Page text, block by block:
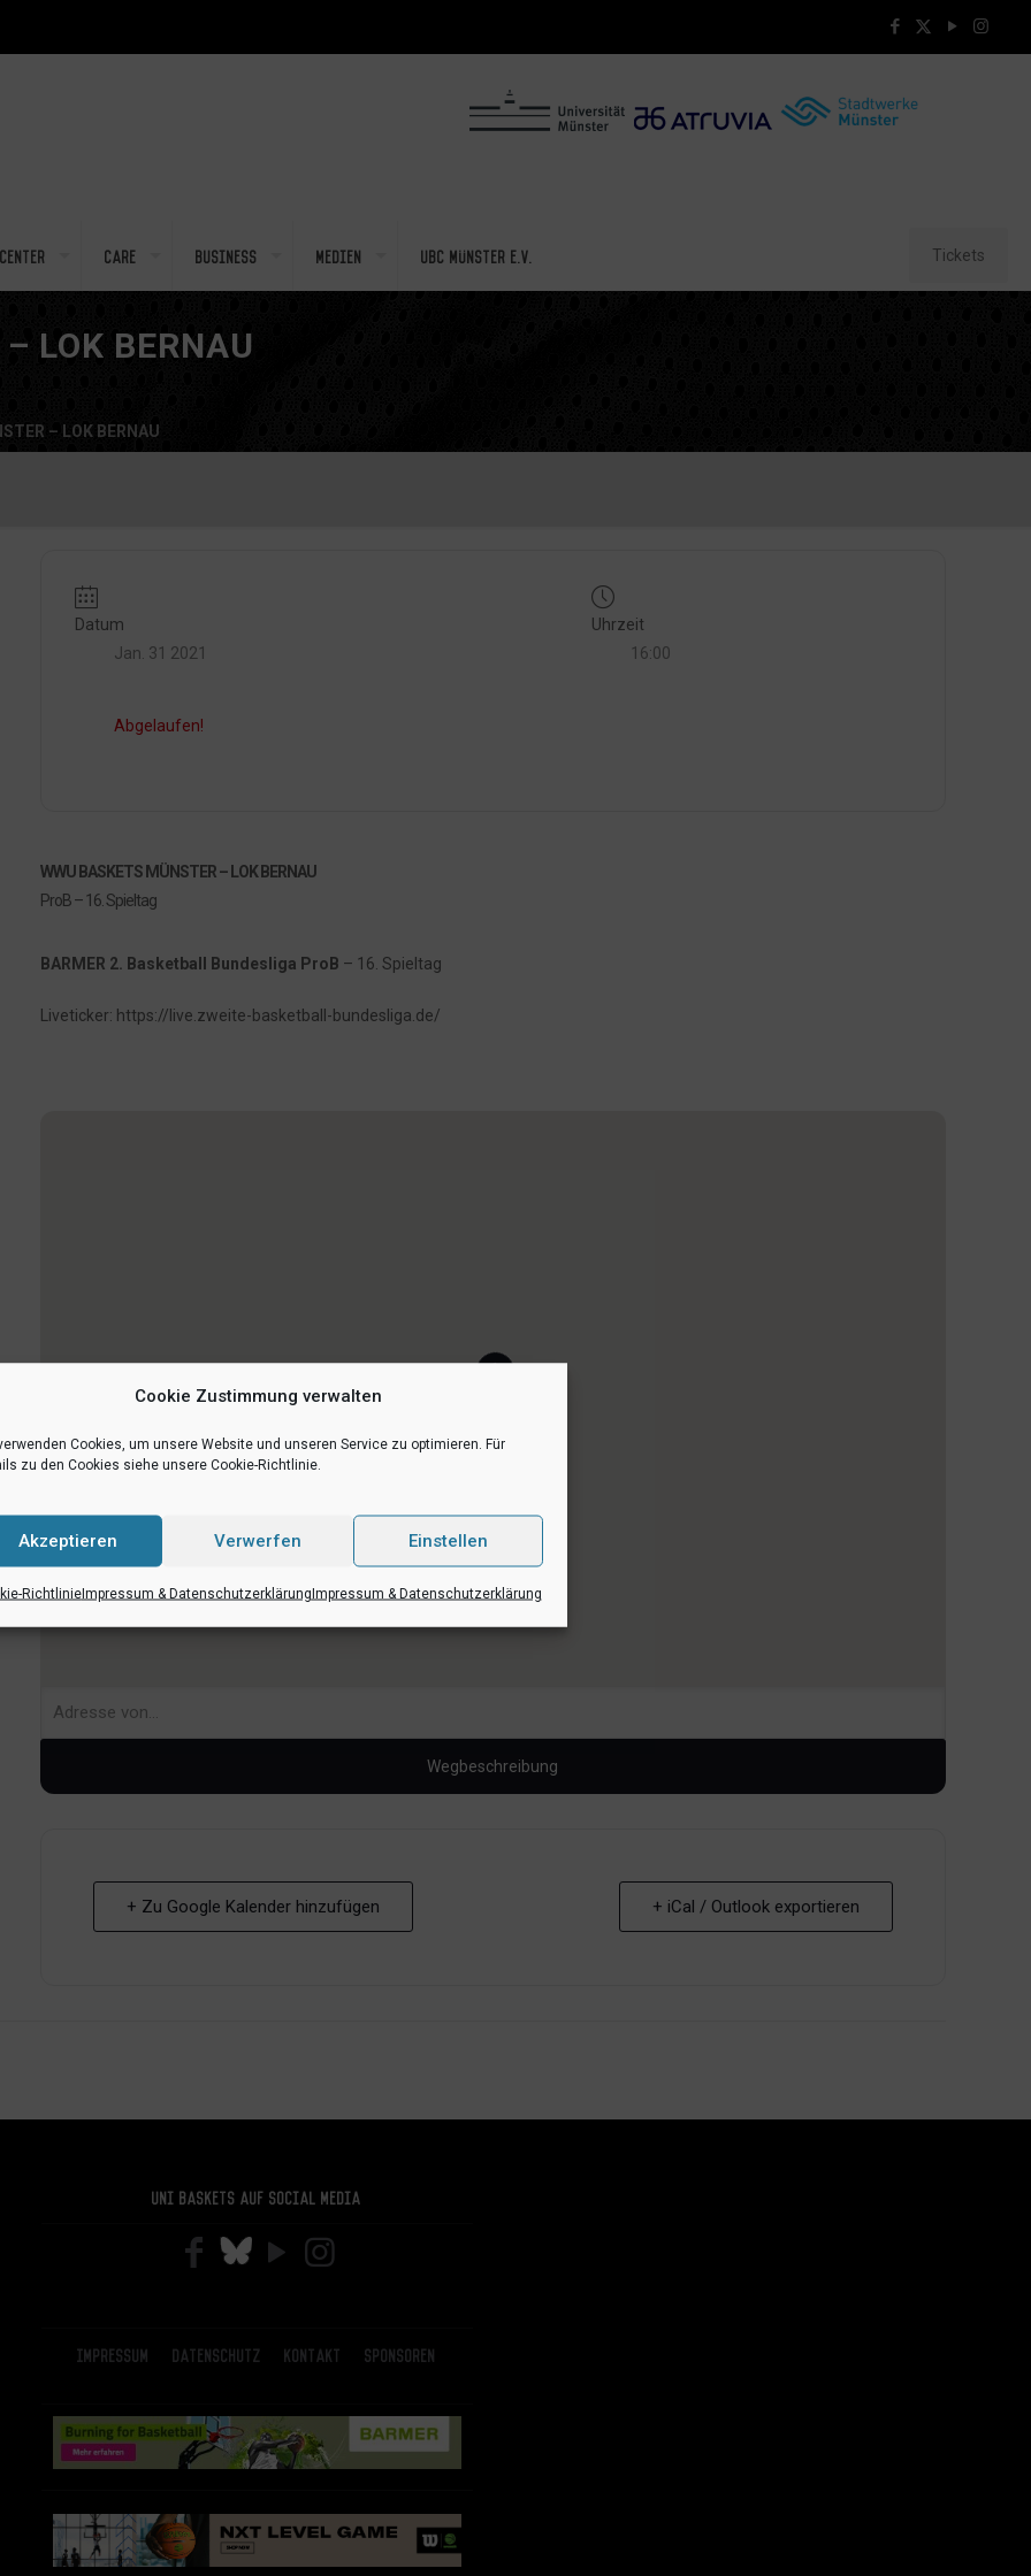
Cookie Zustimmung verwalten
Cookies, um unsere Website und unseren Service zu optimieren. Für
zu den Cookies siehe unsere Cookie-Richtlinie.
Akzeptieren Verwerfen Einstellen
RichtlinieImpressum & DatenschutzerklärungImpressum & Datenschutzerklärung
Care Business Medien UBC Münster e.V. Tickets
LOK BERNAU
– LOK BERNAU
Datum
Jan. 31 2021
Abgelaufen!
Uhrzeit
16:00
WWU BASKETS MÜNSTER – LOK BERNAU
ProB – 16. Spieltag
BARMER 2. Basketball Bundesliga ProB – 16. Spieltag
Liveticker: https://live.zweite-basketball-bundesliga.de/
1
+ Zu Google Kalender hinzufügen + iCal / Outlook exportieren
Uni Baskets auf Social Media
Impressum Datenschutz Kontakt Sponsoren